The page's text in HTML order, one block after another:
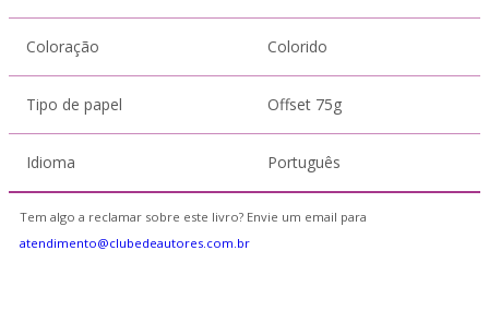
Coloração Colorido
Tipo de papel Offset 75g
Idioma Português
Tem algo a reclamar sobre este livro? Envie um email para
atendimento@clubedeautores.com.br